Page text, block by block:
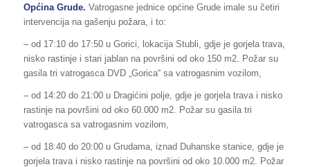
Općina Grude. Vatrogasne jednice općine Grude imale su četiri
intervencija na gašenju požara, i to:
– od 17:10 do 17:50 u Gorici, lokacija Stubli, gdje je gorjela trava,
nisko rastinje i stari jablan na površini od oko 150 m2. Požar su
gasila tri vatrogasca DVD „Gorica“ sa vatrogasnim vozilom,
– od 14:20 do 21:00 u Dragićini polje, gdje je gorjela trava i nisko
rastinje na površini od oko 60.000 m2. Požar su gasila tri
vatrogasca sa vatrogasnim vozilom,
– od 18:40 do 20:00 u Grudama, iznad Duhanske stanice, gdje je
gorjela trava i nisko rastinje na površini od oko 10.000 m2. Požar